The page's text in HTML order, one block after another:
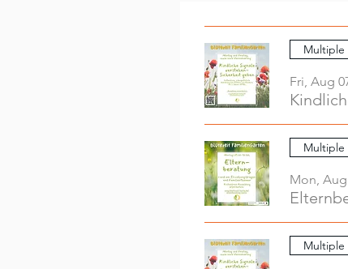
Multiple
Fri, Aug
Multiple
Mon,
Multiple